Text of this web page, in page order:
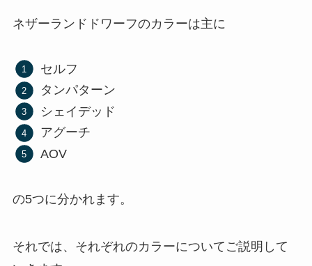
ネザーランドドワーフのカラーは主に
セルフ
タンパターン
シェイデッド
アグーチ
AOV
の5つに分かれます。
それでは、それぞれのカラーについてご説明して